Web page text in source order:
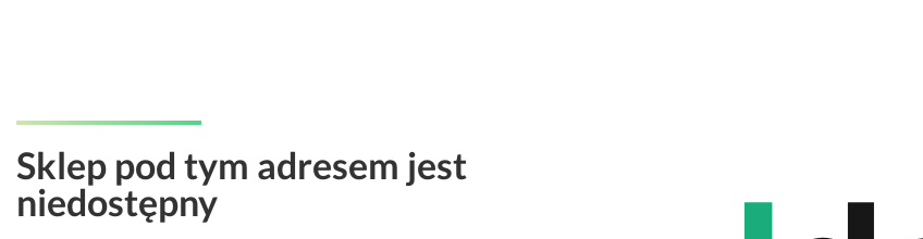
Sklep pod tym adresem jest
niedostępny